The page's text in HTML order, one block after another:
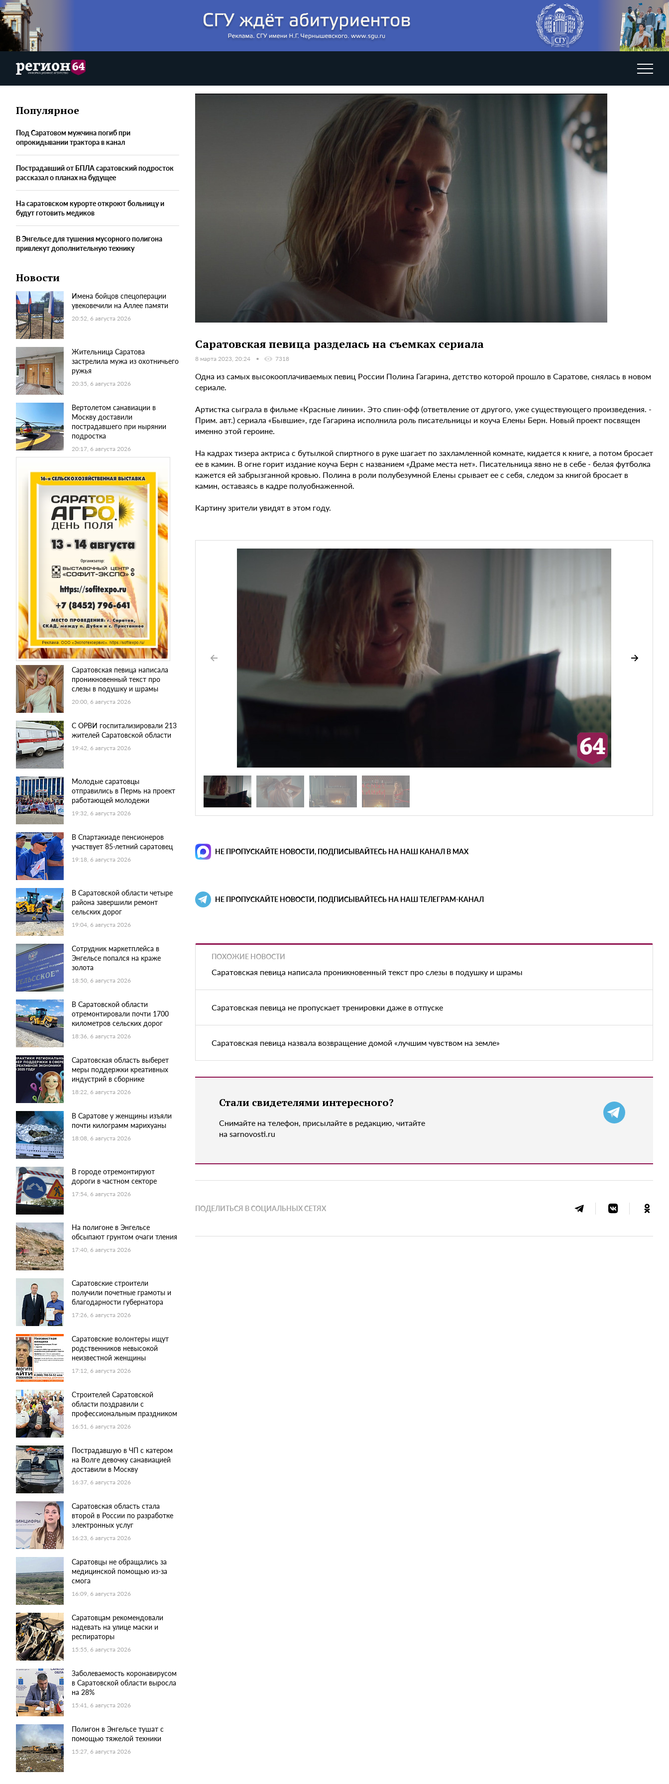
Популярное
Под Саратовом мужчина погиб при
опрокидывании трактора в канал
Пострадавший от БПЛА саратовский подросток
рассказал о планах на будущее
На саратовском курорте откроют больницу и
будут готовить медиков
В Энгельсе для тушения мусорного полигона
привлекут дополнительную технику
Новости
Имена бойцов спецоперации
увековечили на Аллее памяти
20:52, 6 августа 2026
Жительница Саратова
застрелила мужа из охотничьего
ружья
20:35, 6 августа 2026
Вертолетом санавиации в
Москву доставили
пострадавшего при нырянии
подростка
20:17, 6 августа 2026
Саратовская певица написала
проникновенный текст про
слезы в подушку и шрамы
20:00, 6 августа 2026
С ОРВИ госпитализировали 213
жителей Саратовской области
19:42, 6 августа 2026
Молодые саратовцы
отправились в Пермь на проект
работающей молодежи
19:32, 6 августа 2026
В Спартакиаде пенсионеров
участвует 85-летний саратовец
19:18, 6 августа 2026
В Саратовской области четыре
района завершили ремонт
сельских дорог
19:04, 6 августа 2026
Сотрудник маркетплейса в
Энгельсе попался на краже
золота
18:50, 6 августа 2026
В Саратовской области
отремонтировали почти 1700
километров сельских дорог
18:36, 6 августа 2026
Саратовская область выберет
меры поддержки креативных
индустрий в сборнике
18:22, 6 августа 2026
В Саратове у женщины изъяли
почти килограмм марихуаны
18:08, 6 августа 2026
В городе отремонтируют
дороги в частном секторе
17:54, 6 августа 2026
На полигоне в Энгельсе
обсыпают грунтом очаги тления
17:40, 6 августа 2026
Саратовские строители
получили почетные грамоты и
благодарности губернатора
17:26, 6 августа 2026
Саратовские волонтеры ищут
родственников невысокой
неизвестной женщины
17:12, 6 августа 2026
Строителей Саратовской
области поздравили с
профессиональным праздником
16:51, 6 августа 2026
Пострадавшую в ЧП с катером
на Волге девочку санавиацией
доставили в Москву
16:37, 6 августа 2026
Саратовская область стала
второй в России по разработке
электронных услуг
16:23, 6 августа 2026
Саратовцы не обращались за
медицинской помощью из-за
смога
16:09, 6 августа 2026
Саратовцам рекомендовали
надевать на улице маски и
респираторы
15:55, 6 августа 2026
Заболеваемость коронавирусом
в Саратовской области выросла
на 28%
15:41, 6 августа 2026
Полигон в Энгельсе тушат с
помощью тяжелой техники
15:27, 6 августа 2026
Саратовская певица разделась на съемках сериала
8 марта 2023, 20:24 7318
Одна из самых высокооплачиваемых певиц России Полина Гагарина, детство которой прошло в Саратове, снялась в новом
сериале.
Артистка сыграла в фильме «Красные линии». Это спин-офф (ответвление от другого, уже существующего произведения. -
Прим. авт.) сериала «Бывшие», где Гагарина исполнила роль писательницы и коуча Елены Берн. Новый проект посвящен
именно этой героине.
На кадрах тизера актриса с бутылкой спиртного в руке шагает по захламленной комнате, кидается к книге, а потом бросает
ее в камин. В огне горит издание коуча Берн с названием «Драме места нет». Писательница явно не в себе - белая футболка
кажется ей забрызганной кровью. Полина в роли полубезумной Елены срывает ее с себя, следом за книгой бросает в
камин, оставаясь в кадре полуобнаженной.
Картину зрители увидят в этом году.
НЕ ПРОПУСКАЙТЕ НОВОСТИ, ПОДПИСЫВАЙТЕСЬ НА НАШ КАНАЛ В MAX
НЕ ПРОПУСКАЙТЕ НОВОСТИ, ПОДПИСЫВАЙТЕСЬ НА НАШ ТЕЛЕГРАМ-КАНАЛ
ПОХОЖИЕ НОВОСТИ
Саратовская певица написала проникновенный текст про слезы в подушку и шрамы
Саратовская певица не пропускает тренировки даже в отпуске
Саратовская певица назвала возвращение домой «лучшим чувством на земле»
Стали свидетелями интересного?
Снимайте на телефон, присылайте в редакцию, читайте
на sarnovosti.ru
ПОДЕЛИТЬСЯ В СОЦИАЛЬНЫХ СЕТЯХ